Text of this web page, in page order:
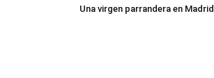
Una virgen parrandera en Madrid